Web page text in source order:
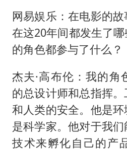
网易娱乐：在电影的
在这20年间都发生了
的角色都参与了什么？
杰夫·高布伦：我的角
的总设计师和总指挥
和人类的安全。他是
是科学家。他对于我
技术来孵化自己的产